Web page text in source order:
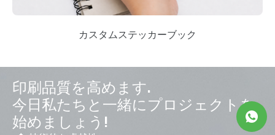
カスタムステッカーブック
印刷品質を高めます.
今日私たちと一緒にプロジェクトを
始めましょう!